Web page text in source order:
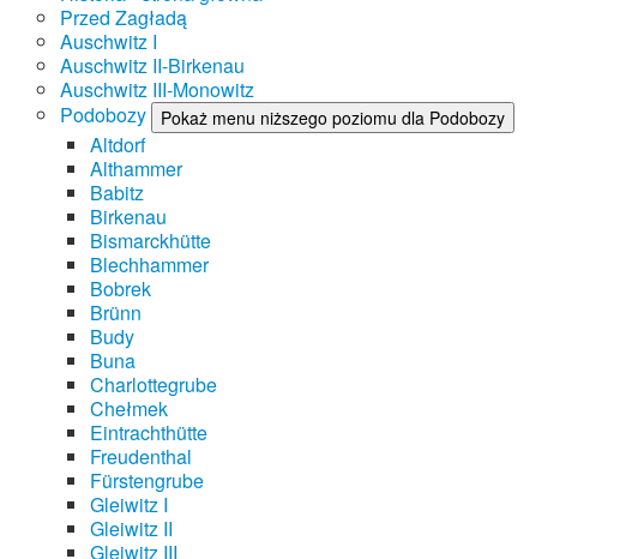
Przed Zagładą
Auschwitz I
Auschwitz II-Birkenau
Auschwitz III-Monowitz
Podobozy
Pokaż menu niższego poziomu dla Podobozy
Altdorf
Althammer
Babitz
Birkenau
Bismarckhütte
Blechhammer
Bobrek
Brünn
Budy
Buna
Charlottegrube
Chełmek
Eintrachthütte
Freudenthal
Fürstengrube
Gleiwitz I
Gleiwitz II
Gleiwitz III